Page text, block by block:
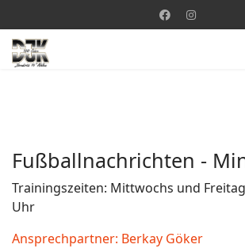
Fußballnachrichten -
Trainingszeiten: Mittwochs und
Uhr
Ansprechpartner: Berkay Göker